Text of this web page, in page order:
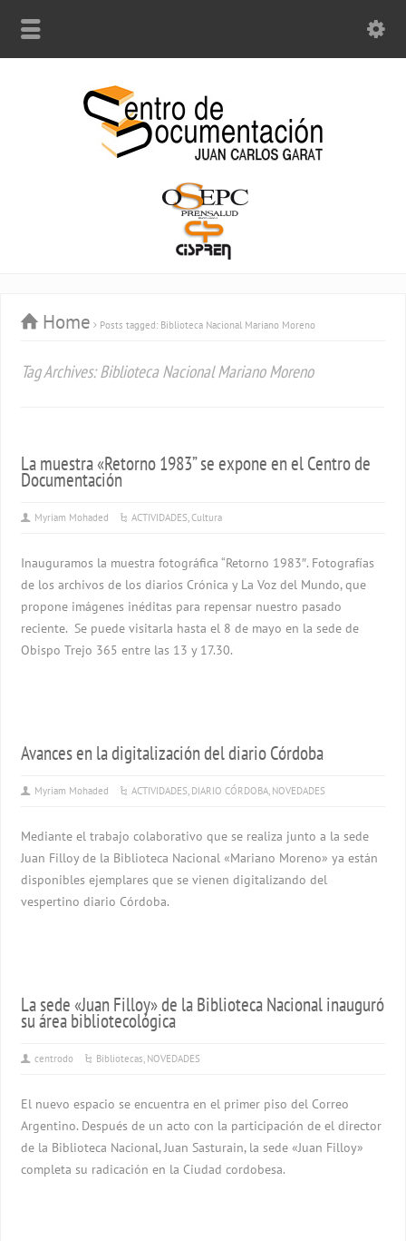
Home Posts tagged: Biblioteca Nacional Mariano Moreno
Tag Archives: Biblioteca Nacional Mariano Moreno
La muestra «Retorno 1983” se expone en el Centro de
Documentación
Myriam Mohaded ACTIVIDADES,Cultura
Inauguramos la muestra fotográfica “Retorno 1983″. Fotografías
de los archivos de los diarios Crónica y La Voz del Mundo, que
propone imágenes inéditas para repensar nuestro pasado
reciente. Se puede visitarla hasta el 8 de mayo en la sede de
Obispo Trejo 365 entre las 13 y 17.30.
Avances en la digitalización del diario Córdoba
Myriam Mohaded ACTIVIDADES, DIARIO CÓRDOBA, NOVEDADES
Mediante el trabajo colaborativo que se realiza junto a la sede
Juan Filloy de la Biblioteca Nacional «Mariano Moreno» ya están
disponibles ejemplares que se vienen digitalizando del
vespertino diario Córdoba.
La sede «Juan Filloy» de la Biblioteca Nacional inauguró
su área bibliotecológica
centrodo Bibliotecas, NOVEDADES
El nuevo espacio se encuentra en el primer piso del Correo
Argentino. Después de un acto con la participación de el director
de la Biblioteca Nacional, Juan Sasturain, la sede «Juan Filloy»
completa su radicación en la Ciudad cordobesa.